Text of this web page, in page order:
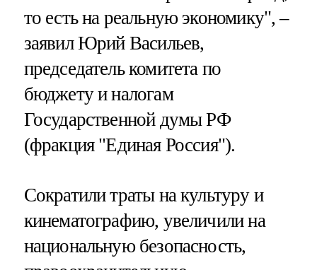
то есть на реальную экономику", –
заявил Юрий Васильев,
председатель комитета по
бюджету и налогам
Государственной думы РФ
(фракция "Единая Россия").
Сократили траты на культуру и
кинематографию, увеличили на
национальную безопасность,